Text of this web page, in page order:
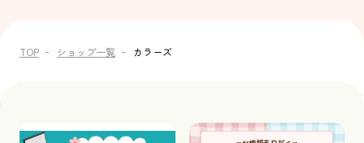
TOP ショップ一覧 カラーズ